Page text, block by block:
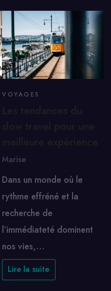
VOYAGES
Marise
Dans un monde où le
rythme effréné et la
recherche de
l’immédiateté dominent
nos vies,…
Lire la suite